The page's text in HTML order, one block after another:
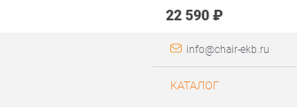
22 590 ₽
info@chair-ekb.ru
КАТАЛОГ